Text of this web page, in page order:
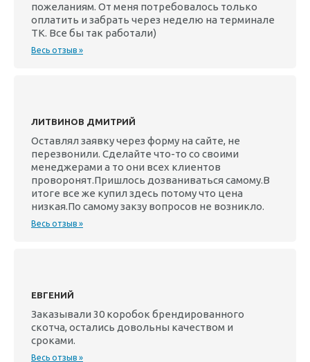
пожеланиям. От меня потребовалось только
оплатить и забрать через неделю на терминале
ТК. Все бы так работали)
Весь отзыв »
ЛИТВИНОВ ДМИТРИЙ
Оставлял заявку через форму на сайте, не
перезвонили. Сделайте что-то со своими
менеджерами а то они всех клиентов
проворонят.Пришлось дозваниваться самому.В
итоге все же купил здесь потому что цена
низкая.По самому закзу вопросов не возникло.
Весь отзыв »
ЕВГЕНИЙ
Заказывали 30 коробок брендированного
скотча, остались довольны качеством и
сроками.
Весь отзыв »